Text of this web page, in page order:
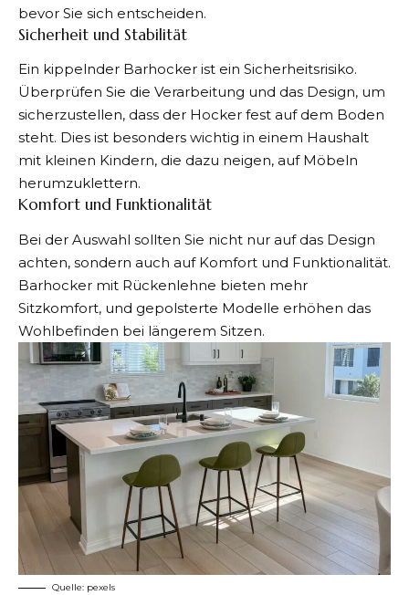
bevor Sie sich entscheiden.
Sicherheit und Stabilität
Ein kippelnder Barhocker ist ein Sicherheitsrisiko.
Überprüfen Sie die Verarbeitung und das Design, um
sicherzustellen, dass der Hocker fest auf dem Boden
steht. Dies ist besonders wichtig in einem Haushalt
mit kleinen Kindern, die dazu neigen, auf Möbeln
herumzuklettern.
Komfort und Funktionalität
Bei der Auswahl sollten Sie nicht nur auf das Design
achten, sondern auch auf Komfort und Funktionalität.
Barhocker mit Rückenlehne bieten mehr
Sitzkomfort, und gepolsterte Modelle erhöhen das
Wohlbefinden bei längerem Sitzen.
Quelle: pexels